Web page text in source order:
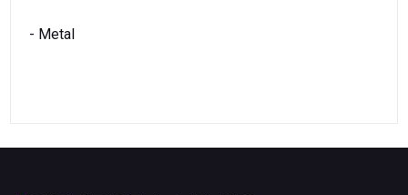
- Metal